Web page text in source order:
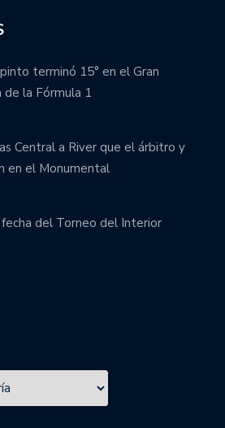
terminó 15° en el Gran
de la Fórmula 1
Central a River que el árbitro y
en el Monumental
fecha del Torneo del Interior